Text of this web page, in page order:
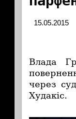
15.05.2015
Влада
через
Худакіс.